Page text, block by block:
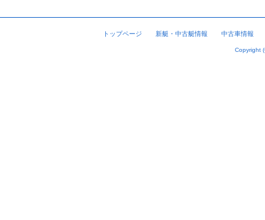
トップページ 新艇・中古艇情報 中古車情報
Copyright